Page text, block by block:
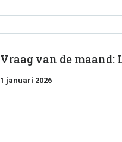
Vraag van de
1 januari 2026